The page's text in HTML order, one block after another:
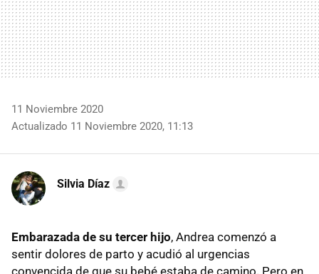
11 Noviembre 2020
Actualizado 11 Noviembre 2020, 11:13
Silvia Díaz
Embarazada de su tercer hijo, Andrea comenzó a
sentir dolores de parto y acudió al urgencias
convencida de que su bebé estaba de camino. Pero en